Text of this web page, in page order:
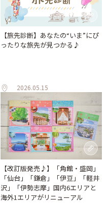
【旅先診断】あなたの“いま”にぴ
ったりな旅先が見つかる♪
2026.05.15
【改訂版発売♪】「角館・盛岡」
「仙台」「鎌倉」「伊豆」「軽井
沢」「伊勢志摩」国内6エリアと
海外1エリアがリニューアル